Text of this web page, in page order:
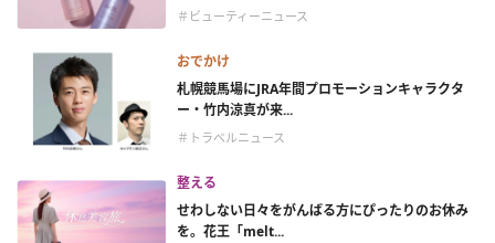
＃ビューティーニュース
おでかけ
札幌競馬場にJRA年間プロモーションキャラクタ
ー・竹内涼真が来...
＃トラベルニュース
整える
せわしない日々をがんばる方にぴったりのお休み
を。花王「melt...